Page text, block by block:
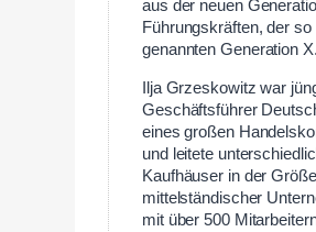
aus der neuen
Führungskräften, der so
genannten Generation X.
Ilja Grzeskowitz war
Geschäftsführer
eines großen
und leitete
Kaufhäuser in der Größe
mittelständischer
mit über 500